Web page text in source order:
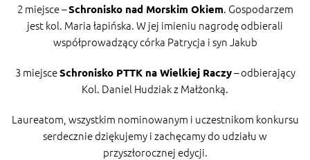
2 miejsce –Schronisko nad Morskim Okiem. Gospodarzem
jest kol. Maria łapińska. W jej imieniu nagrodę odbierali
współprowadzący córka Patrycja i syn Jakub
3 miejsceSchronisko PTTK na Wielkiej Raczy– odbierający
Kol. Daniel Hudziak z Małżonką.
Laureatom, wszystkim nominowanym i uczestnikom konkursu
serdecznie dziękujemy i zachęcamy do udziału w
przyszłorocznej edycji.